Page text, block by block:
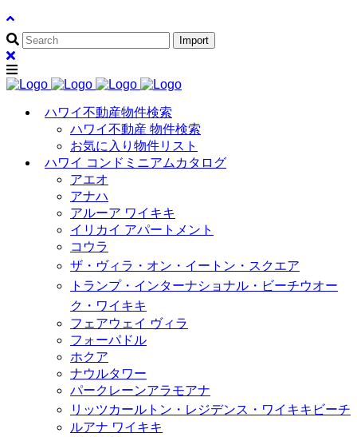
ハワイ不動産物件検索
ハワイ不動産 物件検索
お気に入り物件リスト
ハワイ コンドミニアムカタログ
アエオ
アナハ
アルーア ワイキキ
イリカイ アパートメント
コウラ
ザ・ヴィラ・オン・イートン・スクエア
トランプ・インターナショナル・ビーチウオー
ク・ワイキキ
フェアウェイ ヴィラ
フォーパドル
ホクア
ナウルタワー
パークレーンアラモアナ
リッツカールトン・レジデンス・ワイキキビーチ
ルアナ ワイキキ